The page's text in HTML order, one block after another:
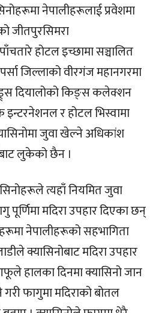
नेपालीहरूलाई प्रवेशमा
जीतपुरसिमरा
होटल इच्छामा सञ्चालित
जिल्लाको वीरगंज महानगरमा
दियालोको किङ्स कलेक्शन
र होटल भिस्वामा
जुवा खेल्ने अधिकांश
लुकेको छैन ।
त्यहाँ नियमित जुवा
मदिरा उपहार दिएका छन्
नेपालीहरूको सहभागिता
क्यासिनोबाट मदिरा उपहार
हालका दिनमा क्यासिनो जान
गरी फागुमा मदिराको बोतल